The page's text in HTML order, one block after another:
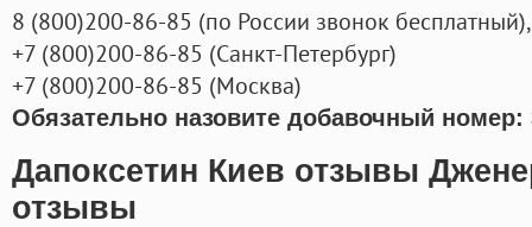
8 (800)200-86-85 (по России звонок бесплатный),
+7 (800)200-86-85 (Санкт-Петербург)
+7 (800)200-86-85 (Москва)
Обязательно назовите добавочный номер:
Дапоксетин Киев отзывы
отзывы